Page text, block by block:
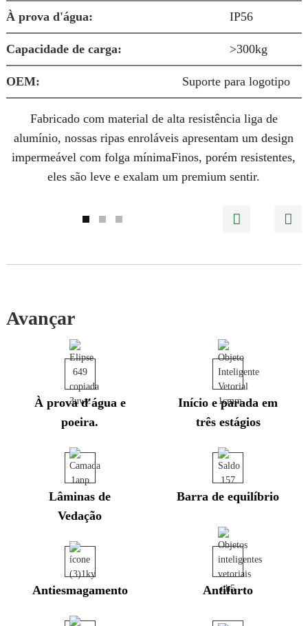
À prova d'água: IP56
Capacidade de carga: >300kg
OEM: Suporte para logotipo
Fabricado com material de alta resistência liga de
alumínio, nossas ripas enroláveis ​​apresentam umdesign
impermeável com folga mínimaFinos, porém resistentes,
eles sãoleve e exalam umpremium sentir.
Avançar
À prova d'água e
poeira.
Início e parada em
três estágios
Lâminas de
Vedação
Barra de equilíbrio
Antiesmagamento Antifurto